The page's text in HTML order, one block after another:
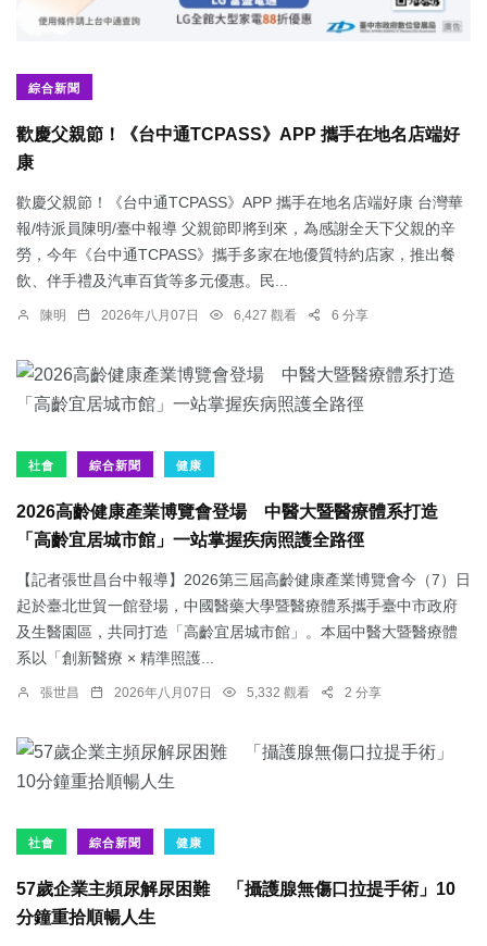
綜合新聞
歡慶父親節！《台中通TCPASS》APP 攜手在地名店端好
康
歡慶父親節！《台中通TCPASS》APP 攜手在地名店端好康 台灣華
報/特派員陳明/臺中報導 父親節即將到來，為感謝全天下父親的辛
勞，今年《台中通TCPASS》攜手多家在地優質特約店家，推出餐
飲、伴手禮及汽車百貨等多元優惠。民...
陳明 2026年八月07日 6,427 觀看 6 分享
社會 綜合新聞 健康
2026高齡健康產業博覽會登場 中醫大暨醫療體系打造
「高齡宜居城市館」一站掌握疾病照護全路徑
【記者張世昌台中報導】2026第三屆高齡健康產業博覽會今（7）日
起於臺北世貿一館登場，中國醫藥大學暨醫療體系攜手臺中市政府
及生醫園區，共同打造「高齡宜居城市館」。本屆中醫大暨醫療體
系以「創新醫療 × 精準照護...
張世昌 2026年八月07日 5,332 觀看 2 分享
社會 綜合新聞 健康
57歲企業主頻尿解尿困難 「攝護腺無傷口拉提手術」10
分鐘重拾順暢人生